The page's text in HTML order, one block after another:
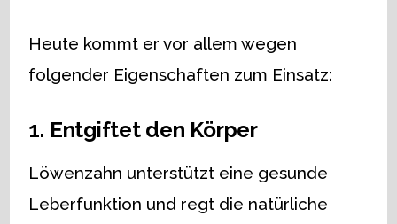
Heute kommt er vor allem wegen
folgender Eigenschaften zum Einsatz:
1. Entgiftet den Körper
Löwenzahn unterstützt eine gesunde
Leberfunktion und regt die natürliche